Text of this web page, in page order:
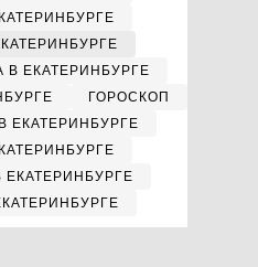
В ЕКАТЕРИНБУРГЕ
ГОРОСКОП
ЕКАТЕРИНБУРГЕ